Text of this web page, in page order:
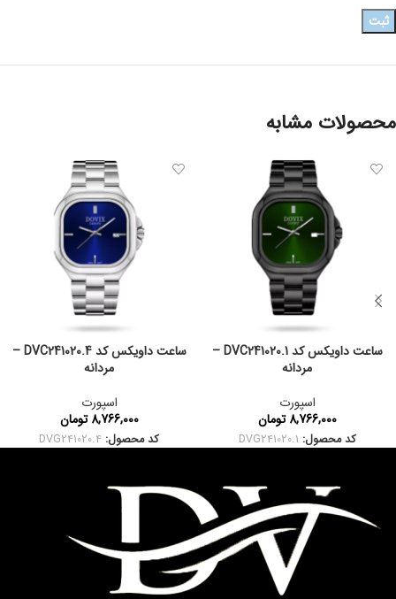
محصولات مشابه
ساعت داویکس کد DVC241020.1 –
مردانه
اسپورت
8,766,000 تومان
کد محصول: DVG241020.1
ساعت داویکس کد DVC241020.4 –
مردانه
اسپورت
8,766,000 تومان
کد محصول: DVG241020.4